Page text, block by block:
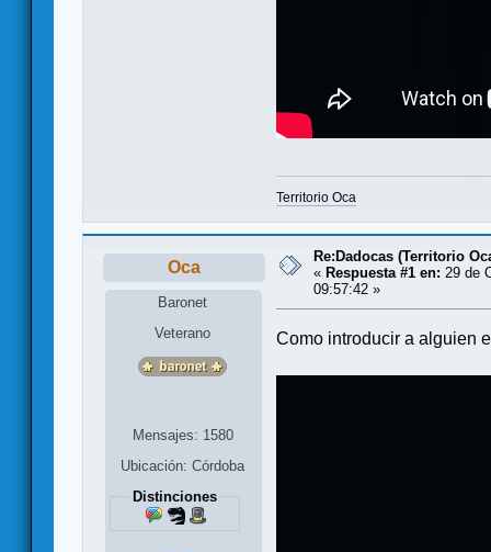
Territorio Oca
Oca
Baronet
Veterano
Mensajes: 1580
Ubicación: Córdoba
Distinciones
Re:Dadocas (Territorio
« Respuesta #1 en: 29 de
09:57:42 »
Como introducir a alguien